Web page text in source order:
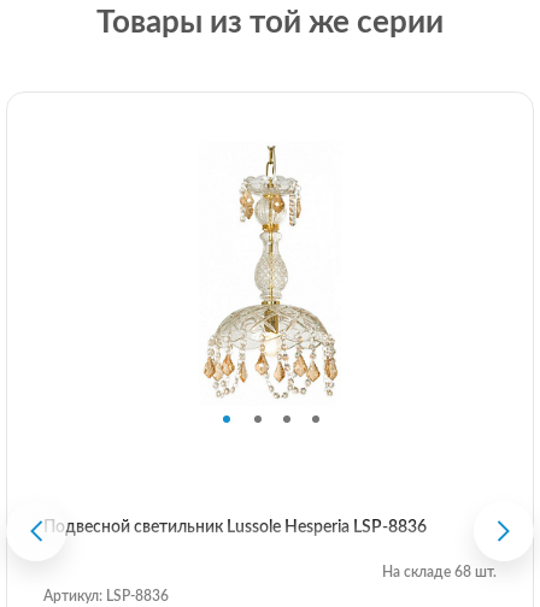
Товары из той же серии
Подвесной светильник Lussole Hesperia LSP-8836
На складе 68 шт.
Артикул: LSP-8836